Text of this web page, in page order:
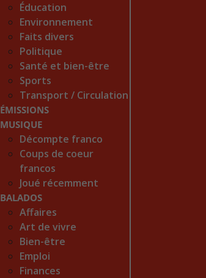
Éducation
Environnement
Faits divers
Politique
Santé et bien-être
Sports
Transport / Circulation
ÉMISSIONS
MUSIQUE
Décompte franco
Coups de coeur
francos
Joué récemment
BALADOS
Affaires
Art de vivre
Bien-être
Emploi
Finances